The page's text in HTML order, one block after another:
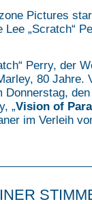
Pictures
„Scratch“
Perry, der
80 Jahre.
„Vision of
im Verleih